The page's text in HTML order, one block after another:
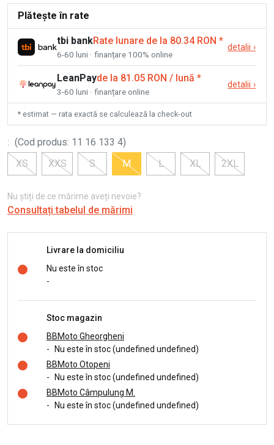
Plătește în rate
tbi bankRate lunare de la 80.34 RON *
6-60 luni · finanțare 100% online
detalii ›
LeanPayde la 81.05 RON / lună *
3-60 luni · finanțare online
detalii ›
* estimat — rata exactă se calculează la check-out
: (Cod produs: 11 16 133 4)
XS
XXS S M L XL 2XL
Nu știți de ce mărime aveți nevoie?
Consultați tabelul de mărimi
Livrare la domiciliu
Nu este în stoc
-
Stoc magazin
BBMoto Gheorgheni
-
Nu este în stoc (undefined undefined)
BBMoto Otopeni
-
Nu este în stoc (undefined undefined)
BBMoto Câmpulung M.
-
Nu este în stoc (undefined undefined)